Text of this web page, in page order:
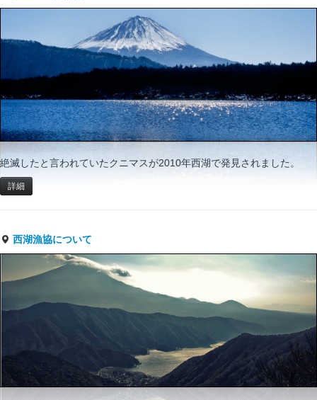
絶滅したと言われていたクニマスが2010年西湖で発見されました。
詳細
西湖漁協について